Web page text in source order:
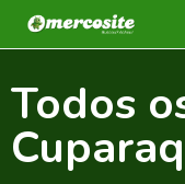
Todos